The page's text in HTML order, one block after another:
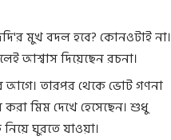
মুখ বদল হবে? কোনওটাই না।
আশ্বাস দিয়েছেন রচনা।
আগে। তারপর থেকে ভোট গণনা
করা মিম দেখে হেসেছেন। শুধু
ঘুরতে যাওয়া।